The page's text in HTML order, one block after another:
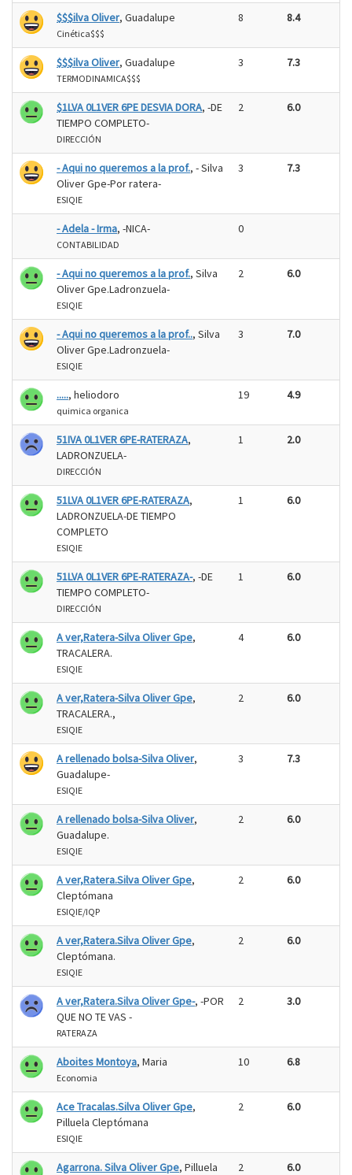
$$$ilva Oliver, Guadalupe
Cinética$$$
8 8.4
$$$ilva Oliver, Guadalupe
TERMODINAMICA$$$
3 7.3
$1LVA 0L1VER 6PE DESVIA DORA, -DE
TIEMPO COMPLETO-
DIRECCIÓN
2 6.0
- Aqui no queremos a la prof., - Silva
Oliver Gpe-Por ratera-
ESIQIE
3 7.3
- Adela - Irma, -NICA-
CONTABILIDAD
0
- Aqui no queremos a la prof., Silva
Oliver Gpe.Ladronzuela-
ESIQIE
2 6.0
- Aqui no queremos a la prof.., Silva
Oliver Gpe.Ladronzuela-
ESIQIE
3 7.0
....., heliodoro
quimica organica
19 4.9
51IVA 0L1VER 6PE-RATERAZA,
LADRONZUELA-
DIRECCIÓN
1 2.0
51LVA 0L1VER 6PE-RATERAZA,
LADRONZUELA-DE TIEMPO
COMPLETO
ESIQIE
1 6.0
51LVA 0L1VER 6PE-RATERAZA-, -DE
TIEMPO COMPLETO-
DIRECCIÓN
1 6.0
A ver,Ratera-Silva Oliver Gpe,
TRACALERA.
ESIQIE
4 6.0
A ver,Ratera-Silva Oliver Gpe,
TRACALERA.,
ESIQIE
2 6.0
A rellenado bolsa-Silva Oliver,
Guadalupe-
ESIQIE
3 7.3
A rellenado bolsa-Silva Oliver,
Guadalupe.
ESIQIE
2 6.0
A ver,Ratera.Silva Oliver Gpe,
Cleptómana
ESIQIE/IQP
2 6.0
A ver,Ratera.Silva Oliver Gpe,
Cleptómana.
ESIQIE
2 6.0
A ver,Ratera.Silva Oliver Gpe-, -POR
QUE NO TE VAS -
RATERAZA
2 3.0
Aboites Montoya, Maria
Economia
10 6.8
Ace Tracalas.Silva Oliver Gpe,
Pilluela Cleptómana
ESIQIE
2 6.0
Agarrona. Silva Oliver Gpe, Pilluela 2 6.0